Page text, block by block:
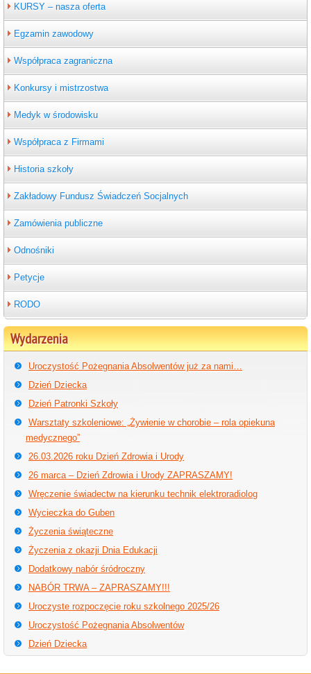
KURSY – nasza oferta
Egzamin zawodowy
Współpraca zagraniczna
Konkursy i mistrzostwa
Medyk w środowisku
Współpraca z Firmami
Historia szkoły
Zakładowy Fundusz Świadczeń Socjalnych
Zamówienia publiczne
Odnośniki
Petycje
RODO
Wydarzenia
Uroczystość Pożegnania Absolwentów już za nami…
Dzień Dziecka
Dzień Patronki Szkoły
Warsztaty szkoleniowe: „Żywienie w chorobie – rola opiekuna
medycznego”
26.03.2026 roku Dzień Zdrowia i Urody
26 marca – Dzień Zdrowia i Urody ZAPRASZAMY!
Wręczenie świadectw na kierunku technik elektroradiolog
Wycieczka do Guben
Życzenia świąteczne
Życzenia z okazji Dnia Edukacji
Dodatkowy nabór śródroczny
NABÓR TRWA – ZAPRASZAMY!!!
Uroczyste rozpoczęcie roku szkolnego 2025/26
Uroczystość Pożegnania Absolwentów
Dzień Dziecka